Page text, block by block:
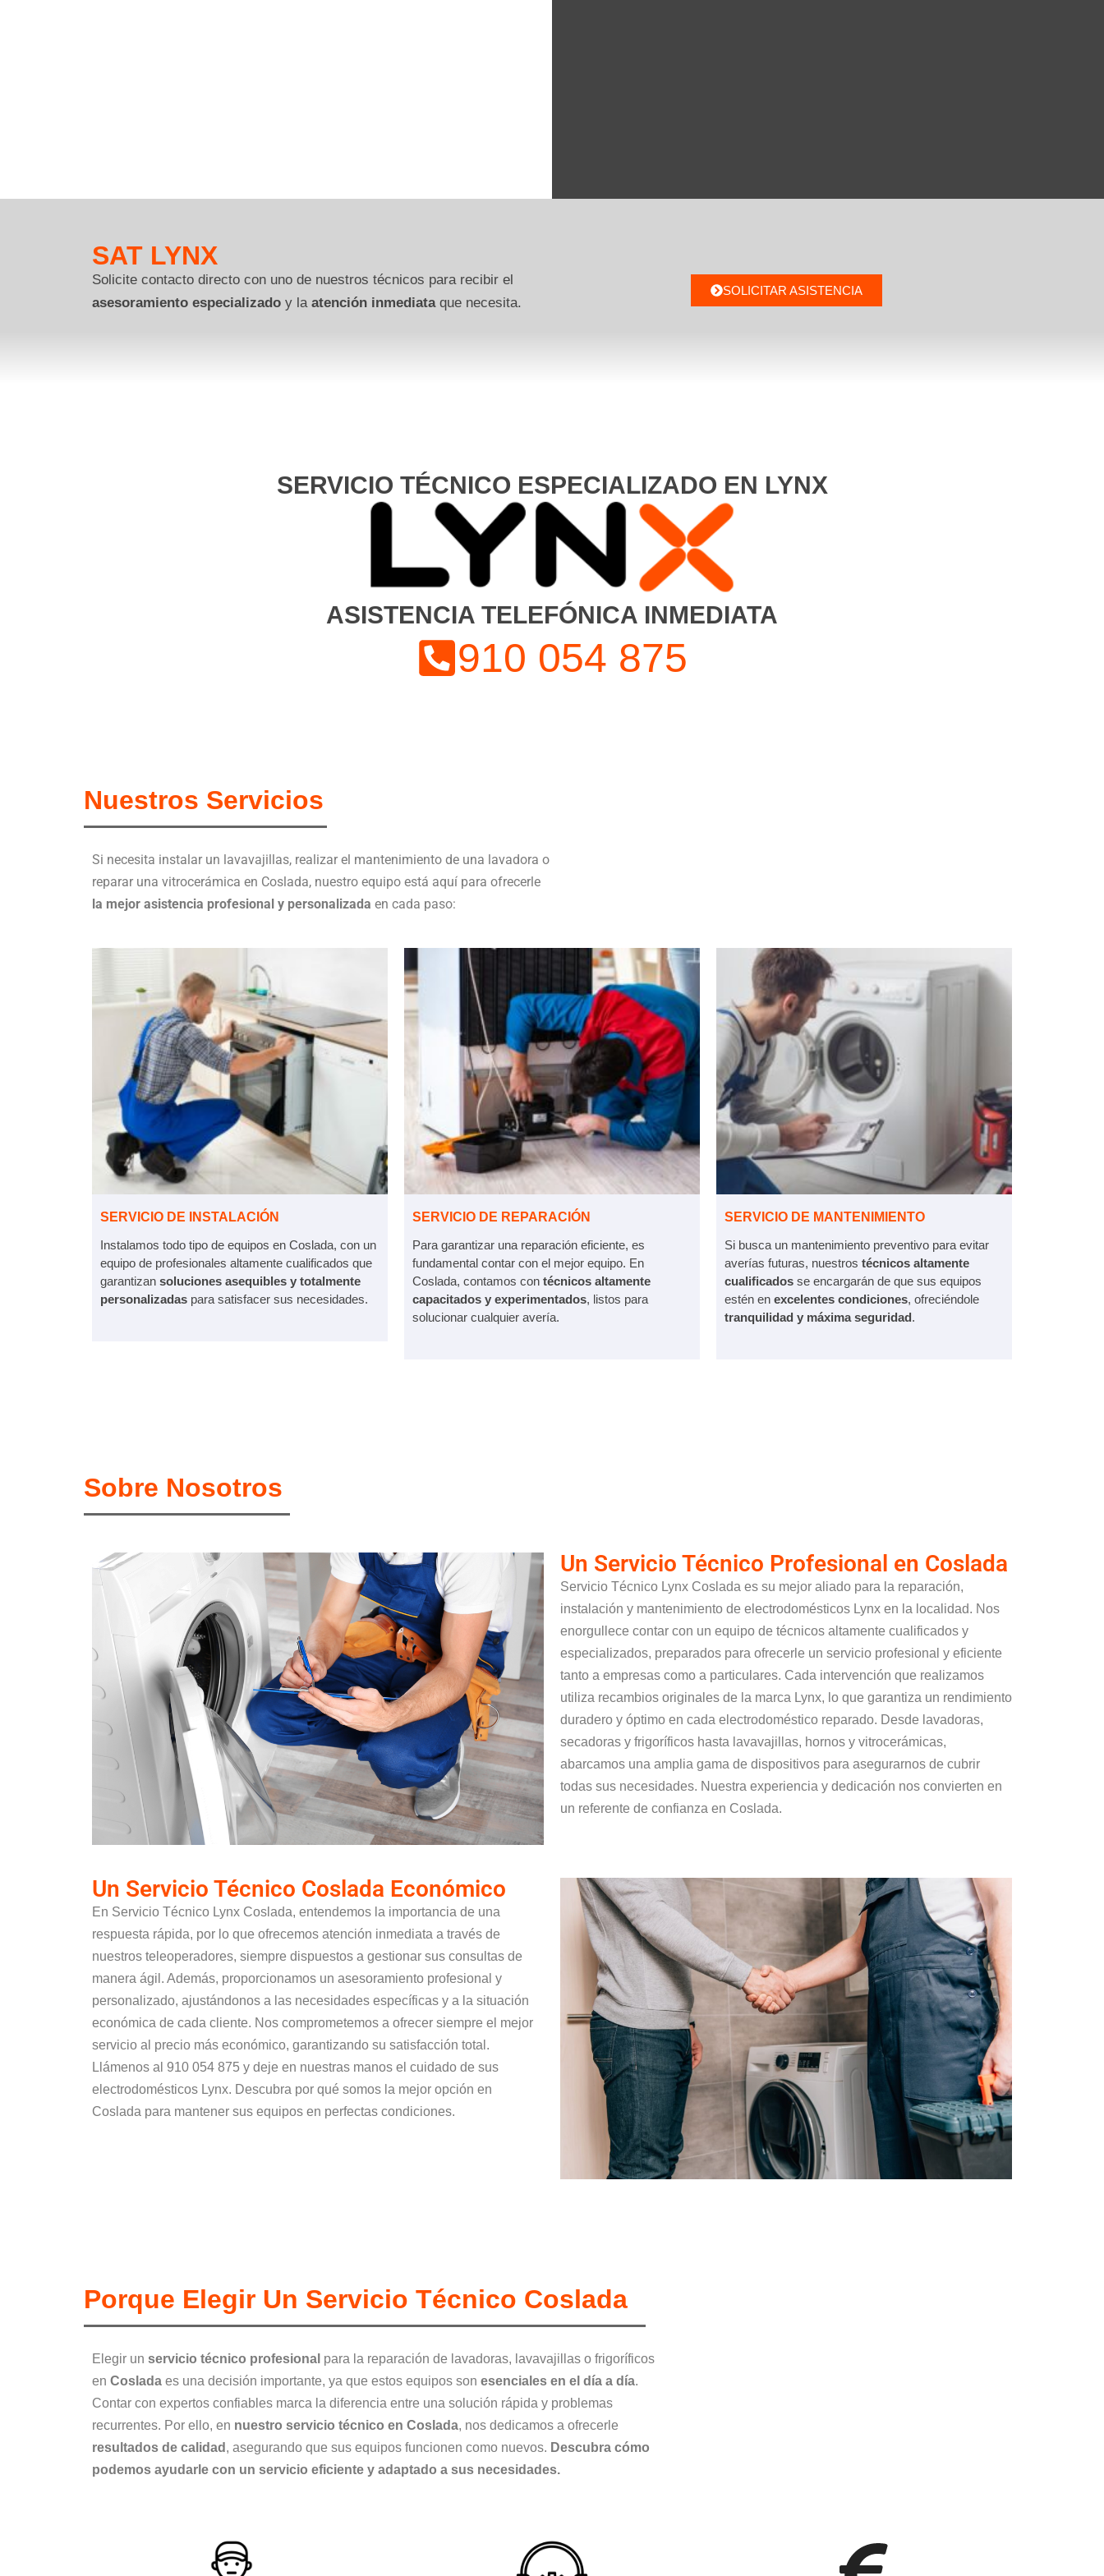
SAT LYNX
Solicite contacto directo con uno de nuestros técnicos para recibir el
asesoramiento especializado y la atención inmediataque necesita.
SOLICITAR ASISTENCIA
SERVICIO TÉCNICO ESPECIALIZADO EN LYNX
ASISTENCIA TELEFÓNICA INMEDIATA
910 054 875
Nuestros Servicios
Si necesita instalar un lavavajillas, realizar el mantenimiento de una lavadora o
reparar una vitrocerámica en Coslada, nuestro equipo está aquí para ofrecerle
la mejor asistencia profesional y personalizada en cada paso:
SERVICIO DE INSTALACIÓN
Instalamos todo tipo de equipos en Coslada, con un
equipo de profesionales altamente cualificados que
garantizan soluciones asequibles y totalmente
personalizadas para satisfacer sus necesidades.
SERVICIO DE REPARACIÓN
Para garantizar una reparación eficiente, es
fundamental contar con el mejor equipo. En
Coslada, contamos con técnicos altamente
capacitados y experimentados, listos para
solucionar cualquier avería.
SERVICIO DE MANTENIMIENTO
Si busca un mantenimiento preventivo para evitar
averías futuras, nuestros técnicos altamente
cualificados se encargarán de que sus equipos
estén en excelentes condiciones, ofreciéndole
tranquilidad y máxima seguridad.
Sobre Nosotros
Un Servicio Técnico Profesional en Coslada
Servicio Técnico Lynx Coslada es su mejor aliado para la reparación,
instalación y mantenimiento de electrodomésticos Lynx en la localidad. Nos
enorgullece contar con un equipo de técnicos altamente cualificados y
especializados, preparados para ofrecerle un servicio profesional y eficiente
tanto a empresas como a particulares. Cada intervención que realizamos
utiliza recambios originales de la marca Lynx, lo que garantiza un rendimiento
duradero y óptimo en cada electrodoméstico reparado. Desde lavadoras,
secadoras y frigoríficos hasta lavavajillas, hornos y vitrocerámicas,
abarcamos una amplia gama de dispositivos para asegurarnos de cubrir
todas sus necesidades. Nuestra experiencia y dedicación nos convierten en
un referente de confianza en Coslada.
Un Servicio Técnico Coslada Económico
En Servicio Técnico Lynx Coslada, entendemos la importancia de una
respuesta rápida, por lo que ofrecemos atención inmediata a través de
nuestros teleoperadores, siempre dispuestos a gestionar sus consultas de
manera ágil. Además, proporcionamos un asesoramiento profesional y
personalizado, ajustándonos a las necesidades específicas y a la situación
económica de cada cliente. Nos comprometemos a ofrecer siempre el mejor
servicio al precio más económico, garantizando su satisfacción total.
Llámenos al 910 054 875 y deje en nuestras manos el cuidado de sus
electrodomésticos Lynx. Descubra por qué somos la mejor opción en
Coslada para mantener sus equipos en perfectas condiciones.
Porque Elegir Un Servicio Técnico Coslada
Elegir un servicio técnico profesional para la reparación de lavadoras, lavavajillas o frigoríficos
en Coslada es una decisión importante, ya que estos equipos son esenciales en el día a día.
Contar con expertos confiables marca la diferencia entre una solución rápida y problemas
recurrentes. Por ello, en nuestro servicio técnico en Coslada, nos dedicamos a ofrecerle
resultados de calidad , asegurando que sus equipos funcionen como nuevos. Descubra cómo
podemos ayudarle con un servicio eficiente y adaptado a sus necesidades.